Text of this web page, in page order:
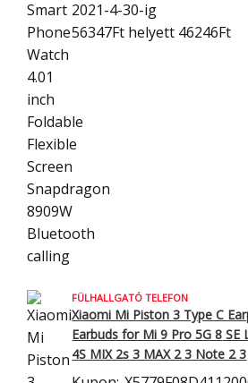
2021-4-30-ig
56347Ft helyett 46246Ft
FÜLHALLGATÓ TELEFON
Xiaomi Mi Piston 3 Type C
Earbuds for Mi 9 Pro 5G 8 SE
4S MIX 2s 3 MAX 2 3 Note 2 3